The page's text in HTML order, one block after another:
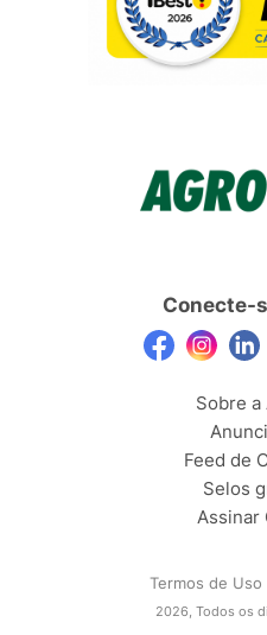
Conecte-
Sobre
Feed de
Selos
Assinar
Termos de Uso
2026, Todos os